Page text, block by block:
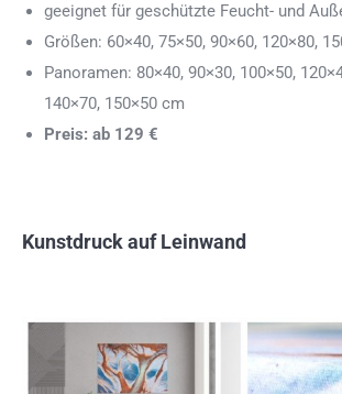
geeignet für geschützte Feucht- und
Größen: 60×40, 75×50, 90×60, 120×80,
Panoramen: 80×40, 90×30, 100×50,
140×70, 150×50 cm
Preis: ab 129 €
Kunstdruck auf Leinwand